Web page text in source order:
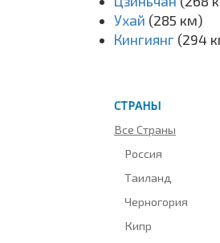
Ухай (285 км)
Кингиянг (294
СТРАНЫ
Все Страны
Россия
Таиланд
Черногория
Кипр